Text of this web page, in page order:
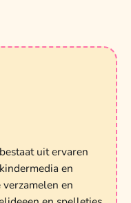
uit ervaren
en
en